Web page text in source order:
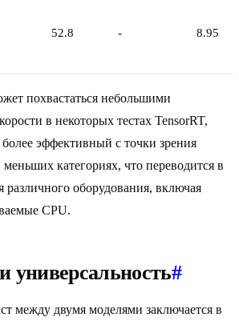
52.8 - 8.95
похвастаться небольшими
в некоторых тестах TensorRT,
эффективный с точки зрения
категориях, что переводится в
различного оборудования, включая
CPU.
универсальность#
между двумя моделями заключается в